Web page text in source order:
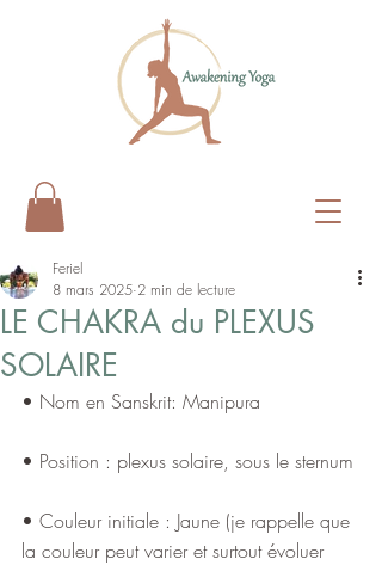
LE CHAKRA du PLEXUS
SOLAIRE
Feriel
8 mars 2025 2 min de lecture
• Nom en Sanskrit: Manipura
• Position : plexus solaire, sous le sternum
• Couleur initiale : Jaune (je rappelle que
la couleur peut varier et surtout évoluer